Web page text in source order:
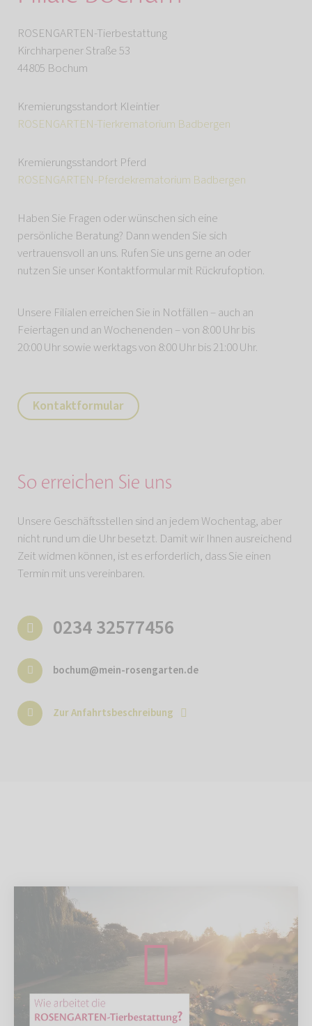
ROSENGARTEN-Tierbestattung
Kirchharpener Straße 53
44805 Bochum
Kremierungsstandort Kleintier
ROSENGARTEN-Tierkrematorium Badbergen
Kremierungsstandort Pferd
ROSENGARTEN-Pferdekrematorium Badbergen
Haben Sie Fragen oder wünschen sich eine
persönliche Beratung? Dann wenden Sie sich
vertrauensvoll an uns. Rufen Sie uns gerne an oder
nutzen Sie unser Kontaktformular mit Rückrufoption.
Unsere Filialen erreichen Sie in Notfällen – auch an
Feiertagen und an Wochenenden – von 8:00 Uhr bis
20:00 Uhr sowie werktags von 8:00 Uhr bis 21:00 Uhr.
Kontaktformular
So erreichen Sie uns
Unsere Geschäftsstellen sind an jedem Wochentag, aber
nicht rund um die Uhr besetzt. Damit wir Ihnen ausreichend
Zeit widmen können, ist es erforderlich, dass Sie einen
Termin mit uns vereinbaren.
0234 32577456
bochum@mein-rosengarten.de
Zur Anfahrtsbeschreibung